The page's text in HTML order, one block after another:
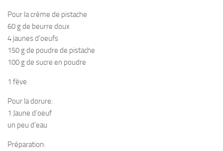
Pour la crème de pistache
60 g de beurre doux
4 jaunes d’oeufs
150 g de poudre de pistache
100 g de sucre en poudre
1 fève
Pour la dorure:
1 Jaune d’oeuf
un peu d’eau
Préparation: